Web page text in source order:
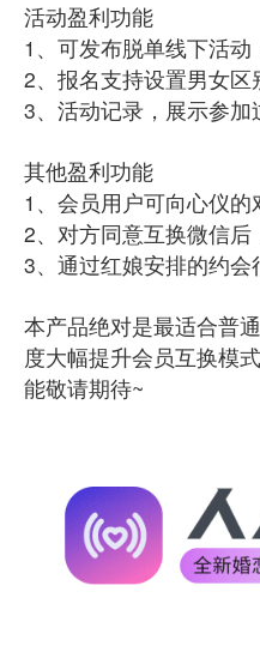
活动盈利功能
1、可发布脱单线下活
2、报名支持设置男女区
3、活动记录，展示参加
其他盈利功能
1、会员用户可向心仪的
2、对方同意互换微信
3、通过红娘安排的约
本产品绝对是最适合普
度大幅提升会员互换模
能敬请期待~